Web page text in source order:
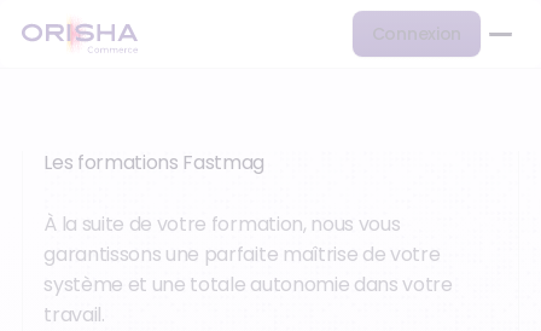
Connexion
Les formations Fastmag
À la suite de votre formation, nous vous
garantissons une parfaite maîtrise de votre
système et une totale autonomie dans votre
travail.